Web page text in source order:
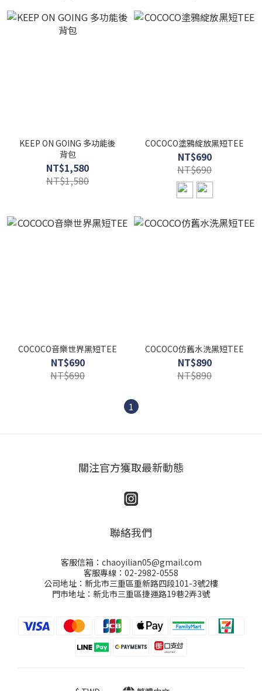
KEEP ON GOING 多功能後
背包
NT$1,580
NT$1,580
COCOCO塗鴉綻放黑短TEE
NT$690
NT$690
COCOCO音樂世界黑短TEE
NT$690
NT$690
COCOCO仿舊水洗黑短TEE
NT$890
NT$890
1
關注官方獲取最新動態
聯絡我們
客服信箱：chaoyilian05@gmail.com
客服專線：02-2982-0558
公司地址：新北市三重區重新路四段101-3號2樓
門市地址：新北市三重區捷運路19巷2弄3號